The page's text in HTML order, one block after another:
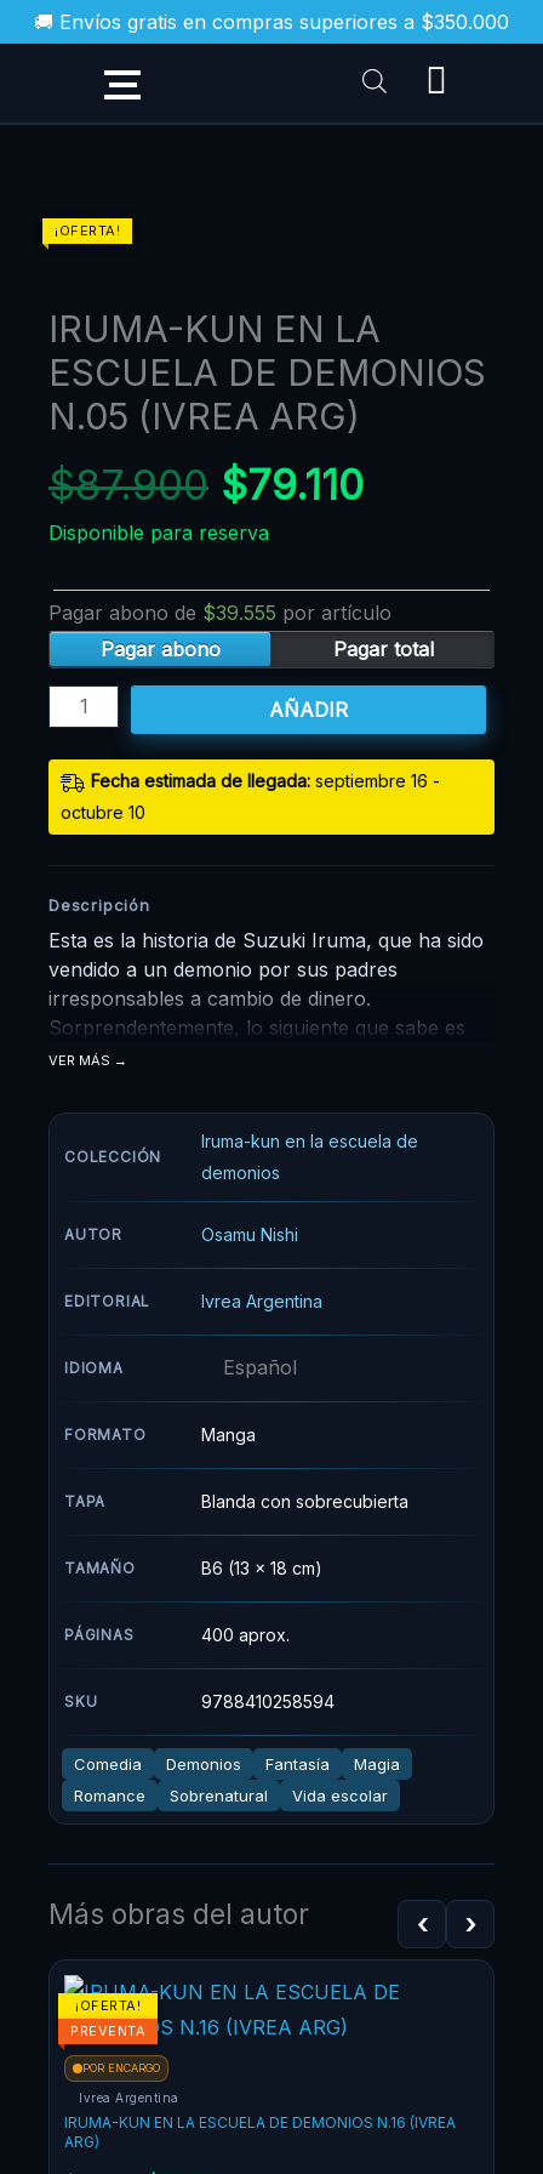
🚚 Envíos gratis en compras superiores a $350.000
al
¡OFERTA!
IRUMA-KUN EN LA
ESCUELA DE DEMONIOS
N.05 (IVREA ARG)
$87.900
original
era:
$87.900.
$79.110
actual
es:
$79.110.
Disponible para reserva
Pagar abono de $39.555 por artículo
Pagar abono
Pagar total
IRUMA-
KUN
LA
ESCUELA
DE
DEMONIOS
N.05
(IVREA
ARG)
AÑADIR
Fecha estimada de llegada: septiembre 16 -
octubre 10
Descripción
Esta es la historia de Suzuki Iruma, que ha sido
vendido a un demonio por sus padres
irresponsables a cambio de dinero.
Sorprendentemente, lo siguiente que sabe es
que vive con el demonio y que ha sido
Demoníaco. Te invitamos a seguir la
extraordinaria vida escolar de Iruma-kun.
VER MÁS
COLECCIÓN
Iruma-kun en la escuela de
demonios
AUTOR Osamu Nishi
EDITORIAL Ivrea Argentina
IDIOMA Español
FORMATO Manga
TAPA Blanda con sobrecubierta
TAMAÑO B6 (13 x 18 cm)
PÁGINAS 400 aprox.
SKU 9788410258594
Comedia Demonios Fantasía
Magia
Romance
Sobrenatural Vida escolar
Más obras del autor ‹ ›
¡OFERTA!
PREVENTA
POR ENCARGO
Ivrea Argentina
IRUMA-KUN EN LA ESCUELA DE DEMONIOS N.16 (IVREA
ARG)
original
era:
$87.900.$79.110.